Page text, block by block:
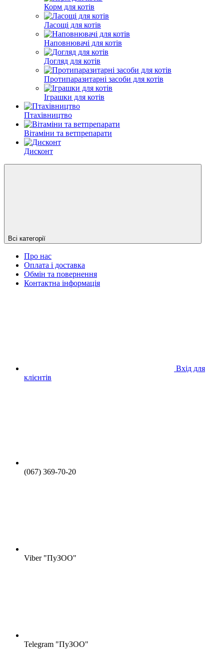
Корм для котів
Ласощі для котів
Наповнювачі для котів
Догляд для котів
Протипаразитарні засоби для котів
Іграшки для котів
Птахівництво
Вітаміни та ветпрепарати
Дисконт
Всі категорії
Про нас
Оплата і доставка
Обмін та повернення
Контактна інформація
Вхід для
клієнтів
(067) 369-70-20
Viber "ПуЗОО"
Telegram "ПуЗОО"